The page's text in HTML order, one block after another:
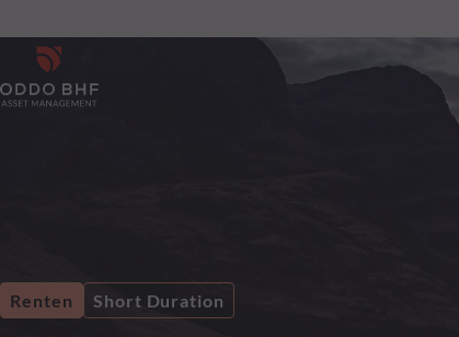
Renten Short Duration